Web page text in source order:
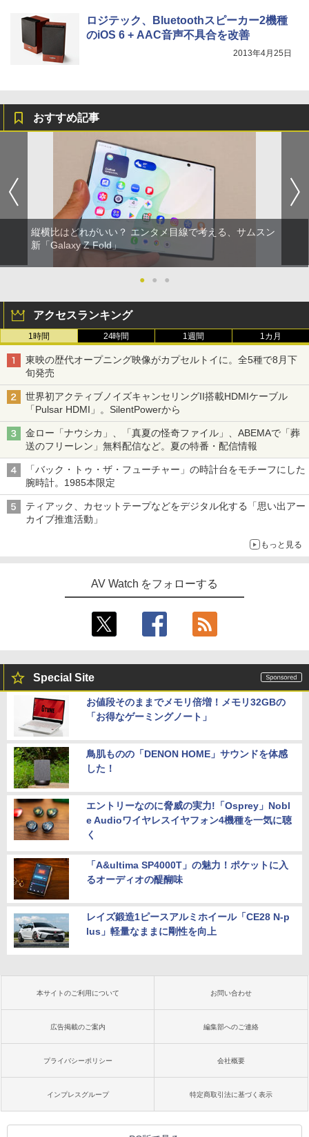
ロジテック、Bluetoothスピーカー2機種
のiOS 6 + AAC音声不具合を改善
2013年4月25日
おすすめ記事
縦横比はどれがいい？ エンタメ目線で考える、サムスン
新「Galaxy Z Fold」
● ● ●
アクセスランキング
1時間 24時間 1週間 1カ月
東映の歴代オープニング映像がカプセルトイに。全5種で8月下
旬発売
世界初アクティブノイズキャンセリングII搭載HDMIケーブル
「Pulsar HDMI」。SilentPowerから
金ロー「ナウシカ」、「真夏の怪奇ファイル」、ABEMAで「葬
送のフリーレン」無料配信など。夏の特番・配信情報
「バック・トゥ・ザ・フューチャー」の時計台をモチーフにした
腕時計。1985本限定
ティアック、カセットテープなどをデジタル化する「思い出アー
カイブ推進活動」
もっと見る
AV Watch をフォローする
Special Site
お値段そのままでメモリ倍増！メモリ32GBの
「お得なゲーミングノート」
鳥肌ものの「DENON HOME」サウンドを体感
した！
エントリーなのに脅威の実力!「Osprey」Nobl
e Audioワイヤレスイヤフォン4機種を一気に聴
く
「A&ultima SP4000T」の魅力！ポケットに入
るオーディオの醍醐味
レイズ鍛造1ピースアルミホイール「CE28 N-p
lus」軽量なままに剛性を向上
本サイトのご利用について お問い合わせ
広告掲載のご案内 編集部へのご連絡
プライバシーポリシー 会社概要
インプレスグループ 特定商取引法に基づく表示